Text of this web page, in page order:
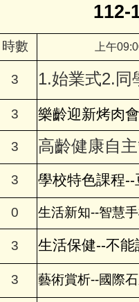
112-
時數 上
3
1.始業式2.同
3 樂齡迎新烤肉
3
高齡健康自
3 學校特色課程
0 生活新知--智慧
3 生活保健--不
3 藝術賞析--國際